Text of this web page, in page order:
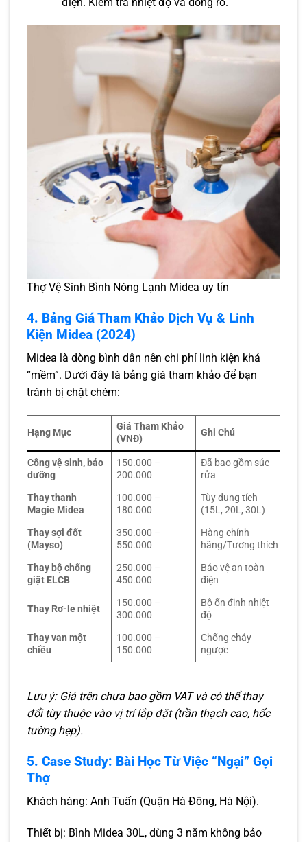
Thợ Vệ Sinh Bình Nóng Lạnh Midea uy tín
4. Bảng Giá Tham Khảo Dịch Vụ & Linh
Kiện Midea (2024)
Midea là dòng bình dân nên chi phí linh kiện khá
“mềm”. Dưới đây là bảng giá tham khảo để bạn
tránh bị chặt chém:
Hạng Mục
Giá Tham Khảo
(VNĐ)
Ghi Chú
Công vệ sinh, bảo
dưỡng
150.000 –
200.000
Đã bao gồm súc
rửa
Thay thanh
Magie Midea
100.000 –
180.000
Tùy dung tích
(15L, 20L, 30L)
Thay sợi đốt
(Mayso)
350.000 –
550.000
Hàng chính
hãng/Tương thích
Thay bộ chống
giật ELCB
250.000 –
450.000
Bảo vệ an toàn
điện
Thay Rơ-le nhiệt
150.000 –
300.000
Bộ ổn định nhiệt
độ
Thay van một
chiều
100.000 –
150.000
Chống chảy
ngược
Lưu ý: Giá trên chưa bao gồm VAT và có thể thay
đổi tùy thuộc vào vị trí lắp đặt (trần thạch cao, hốc
tường hẹp).
5. Case Study: Bài Học Từ Việc “Ngại” Gọi
Thợ
Khách hàng: Anh Tuấn (Quận Hà Đông, Hà Nội).
Thiết bị: Bình Midea 30L, dùng 3 năm không bảo